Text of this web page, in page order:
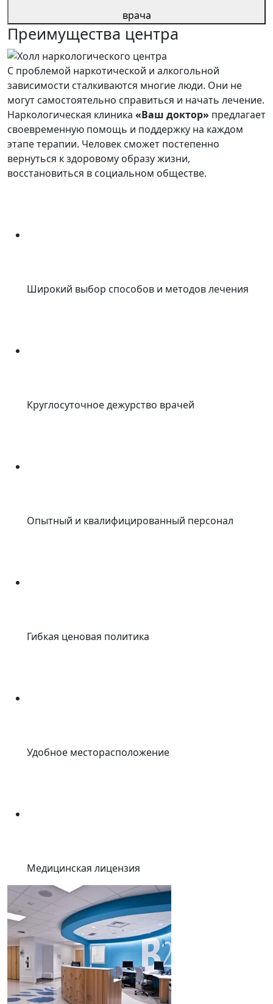
врача
Преимущества центра
С проблемой наркотической и алкогольной
зависимости сталкиваются многие люди. Они не
могут самостоятельно справиться и начать лечение.
Наркологическая клиника «Ваш доктор» предлагает
своевременную помощь и поддержку на каждом
этапе терапии. Человек сможет постепенно
вернуться к здоровому образу жизни,
восстановиться в социальном обществе.
Широкий выбор способов и методов лечения
Круглосуточное дежурство врачей
Опытный и квалифицированный персонал
Гибкая ценовая политика
Удобное месторасположение
Медицинская лицензия